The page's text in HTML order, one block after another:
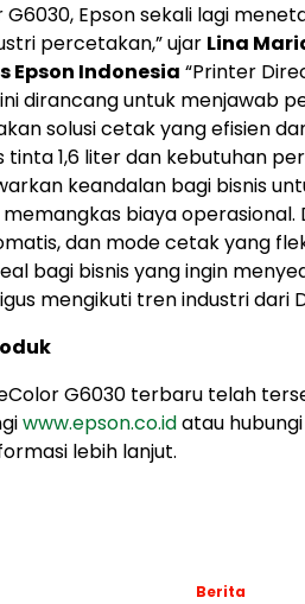
G6030, Epson sekali lagi
percetakan,” ujar Lina
Epson Indonesia “Printer
dirancang untuk menjawab
solusi cetak yang efisien
tinta 1,6 liter dan kebutuhan
keandalan bagi bisnis
biaya operasional.
dan mode cetak yang
bagi bisnis yang ingin
mengikuti tren industri dari
G6030 terbaru telah
www.epson.co.idatau
lebih lanjut.
Berita